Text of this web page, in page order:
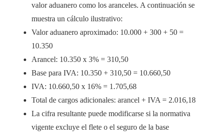
valor aduanero como los aranceles. A continuación se
muestra un cálculo ilustrativo:
Valor aduanero aproximado: 10.000 + 300 + 50 =
10.350
Arancel: 10.350 x 3% = 310,50
Base para IVA: 10.350 + 310,50 = 10.660,50
IVA: 10.660,50 x 16% = 1.705,68
Total de cargos adicionales: arancel + IVA = 2.016,18
La cifra resultante puede modificarse si la normativa
vigente excluye el flete o el seguro de la base